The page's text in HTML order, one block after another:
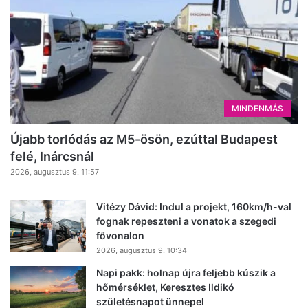
MINDENMÁS
Újabb torlódás az M5-ösön, ezúttal Budapest
felé, Inárcsnál
2026, augusztus 9. 11:57
Vitézy Dávid: Indul a projekt, 160km/h-val
fognak repeszteni a vonatok a szegedi
fővonalon
2026, augusztus 9. 10:34
Napi pakk: holnap újra feljebb kúszik a
hőmérséklet, Keresztes Ildikó
születésnapot ünnepel